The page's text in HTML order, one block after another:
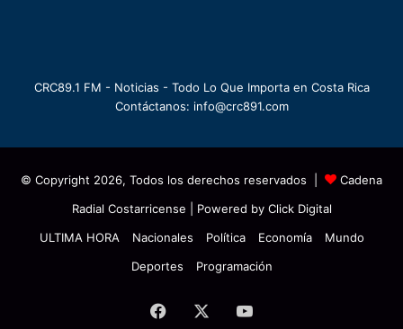
CRC89.1 FM - Noticias - Todo Lo Que Importa en Costa Rica
Contáctanos: info@crc891.com
© Copyright 2026, Todos los derechos reservados |
Cadena
Radial Costarricense | Powered by Click Digital
ULTIMA HORA
Nacionales Política Economía
Mundo
Deportes
Programación
Facebook YouTube